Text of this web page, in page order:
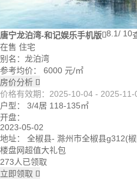
唐宁龙泊湾-和记娱乐手机版8.1/ 10
在售 住宅
别名：龙泊湾
参考均价： 6000 元/㎡
房价分析 
价格有效期：2025-10-04 - 2025-
户型：
3/4居 118-135㎡
开盘：
2023-05-02
地址：
全椒县- 滁州市全椒县g312(
楼盘网超值大礼包
273人已领取
立即领取 